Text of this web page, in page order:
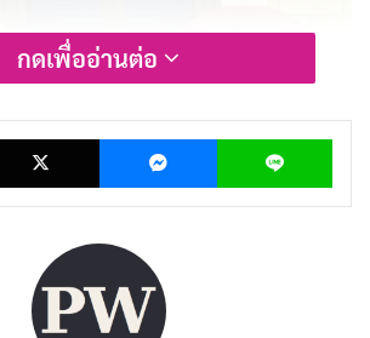
ย่อ Magic Maker: How to
in Another World
กดเพื่ออ่านต่อ
X Messenger Line